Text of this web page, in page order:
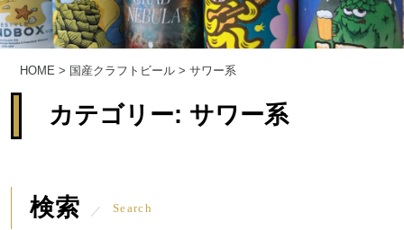
お問合せ
HOME > 国産クラフトビール >サワー系
カテゴリー: サワー系
検索 Search